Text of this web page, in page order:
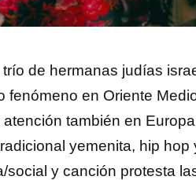
trío de hermanas judías
fenómeno en Oriente
atención también en
yemenita, hip
social y canción protesta